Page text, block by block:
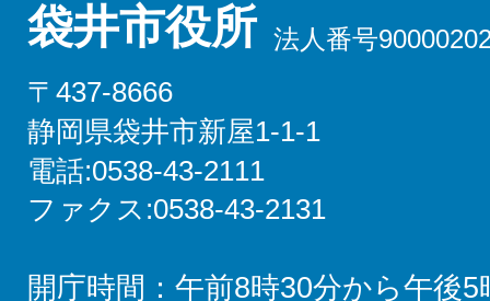
袋井市役所 法人番号
〒437-8666
静岡県袋井市新屋1-1-1
電話:0538-43-2111
ファクス:0538-43-2131
開庁時間：午前8時30分から午後5